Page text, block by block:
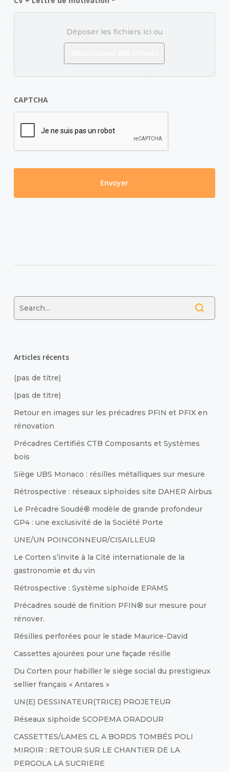
Déposer les fichiers ici ou
CAPTCHA
Articles récents
(pas de titre)
(pas de titre)
Retour en images sur les précadres PFIN et PFIX en
rénovation
Précadres Certifiés CTB Composants et Systèmes
bois
Siège UBS Monaco : résilles métalliques sur mesure
Rétrospective : réseaux siphoïdes site DAHER Airbus
Le Précadre Soudé® modèle de grande profondeur
GP4 : une exclusivité de la Société Porte
UNE/UN POINCONNEUR/CISAILLEUR
Le Corten s’invite à la Cité internationale de la
gastronomie et du vin
Rétrospective : Système siphoïde EPAMS
Précadres soudé de finition PFIN® sur mesure pour
rénover.
Résilles perforées pour le stade Maurice-David
Cassettes ajourées pour une façade résille
Du Corten pour habiller le siège social du prestigieux
sellier français « Antares »
UN(E) DESSINATEUR(TRICE) PROJETEUR
Réseaux siphoïde SCOPEMA ORADOUR
CASSETTES/LAMES CL A BORDS TOMBÉS POLI
MIROIR : RETOUR SUR LE CHANTIER DE LA
PERGOLA LA SUCRIERE